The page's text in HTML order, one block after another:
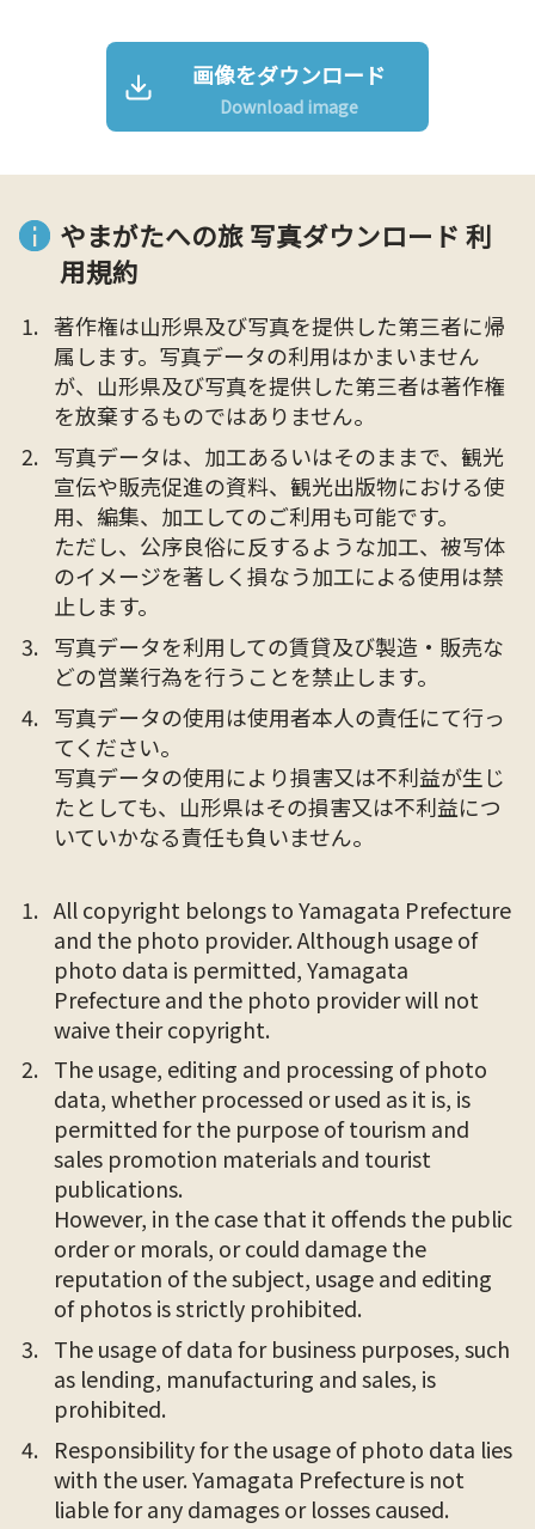
画像をダウンロード
Download image
やまがたへの旅 写真ダウンロード 利
用規約
著作権は山形県及び写真を提供した第三者に帰
属します。写真データの利用はかまいません
が、山形県及び写真を提供した第三者は著作権
を放棄するものではありません。
写真データは、加工あるいはそのままで、観光
宣伝や販売促進の資料、観光出版物における使
用、編集、加工してのご利用も可能です。
ただし、公序良俗に反するような加工、被写体
のイメージを著しく損なう加工による使用は禁
止します。
写真データを利用しての賃貸及び製造・販売な
どの営業行為を行うことを禁止します。
写真データの使用は使用者本人の責任にて行っ
てください。
写真データの使用により損害又は不利益が生じ
たとしても、山形県はその損害又は不利益につ
いていかなる責任も負いません。
All copyright belongs to Yamagata Prefecture
and the photo provider. Although usage of
photo data is permitted, Yamagata
Prefecture and the photo provider will not
waive their copyright.
The usage, editing and processing of photo
data, whether processed or used as it is, is
permitted for the purpose of tourism and
sales promotion materials and tourist
publications.
However, in the case that it offends the public
order or morals, or could damage the
reputation of the subject, usage and editing
of photos is strictly prohibited.
The usage of data for business purposes, such
as lending, manufacturing and sales, is
prohibited.
Responsibility for the usage of photo data lies
with the user. Yamagata Prefecture is not
liable for any damages or losses caused.